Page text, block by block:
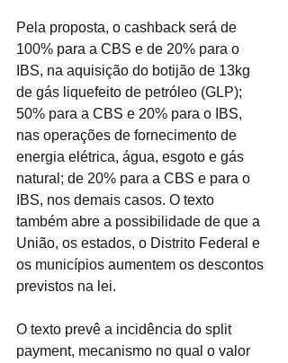
Pela proposta, o cashback será de
100% para a CBS e de 20% para o
IBS, na aquisição do botijão de 13kg
de gás liquefeito de petróleo (GLP);
50% para a CBS e 20% para o IBS,
nas operações de fornecimento de
energia elétrica, água, esgoto e gás
natural; de 20% para a CBS e para o
IBS, nos demais casos. O texto
também abre a possibilidade de que a
União, os estados, o Distrito Federal e
os municípios aumentem os descontos
previstos na lei.
O texto prevê a incidência do split
payment, mecanismo no qual o valor